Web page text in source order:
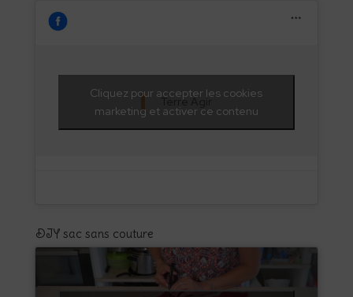
Terre Agir
Cliquez pour accepter les cookies
marketing et activer ce contenu
DIY sac sans couture